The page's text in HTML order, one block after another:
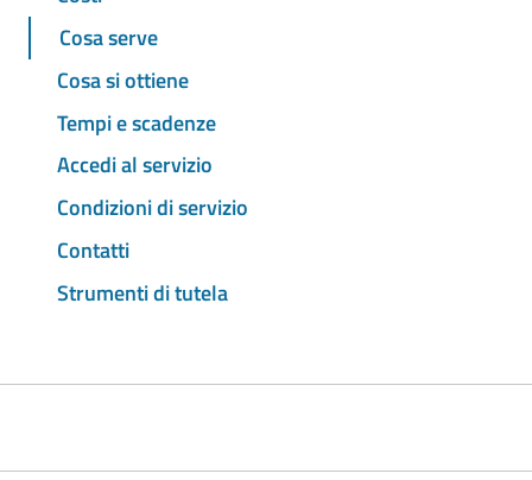
Cosa serve
Cosa si ottiene
Tempi e scadenze
Accedi al servizio
Condizioni di servizio
Contatti
Strumenti di tutela